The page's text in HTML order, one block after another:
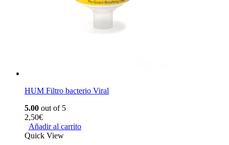
HUM Filtro bacterio Viral
5.00 out of 5
2,50€
Añadir al carrito
Quick View